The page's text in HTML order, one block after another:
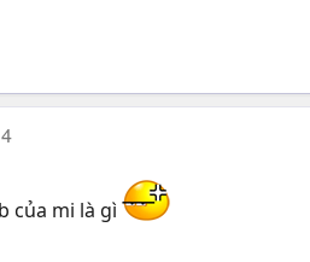
của mi là gì